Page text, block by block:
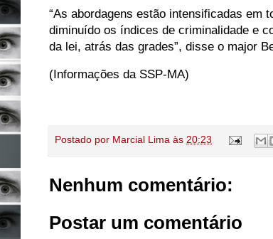
“As abordagens estão intensificadas em
diminuído os índices de criminalidade e
da lei, atrás das grades”, disse o major
(Informações da SSP-MA)
Postado por Marcial Lima às 20:23
Nenhum comentário:
Postar um comentário